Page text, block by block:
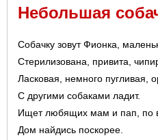
Небольшая
Собачку зовут Фионка,
Стерилизована, привита,
Ласковая, немного пугливая,
С другими собаками ладит.
Ищет любящих мам и пап, по
Дом найдись поскорее.